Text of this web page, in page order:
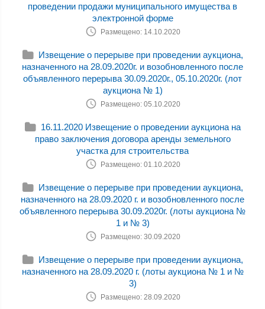
проведении продажи муниципального имущества в
электронной форме
Размещено: 14.10.2020
Извещение о перерыве при проведении аукциона,
назначенного на 28.09.2020г. и возобновленного после
объявленного перерыва 30.09.2020г., 05.10.2020г. (лот
аукциона № 1)
Размещено: 05.10.2020
16.11.2020 Извещение о проведении аукциона на
право заключения договора аренды земельного
участка для строительства
Размещено: 01.10.2020
Извещение о перерыве при проведении аукциона,
назначенного на 28.09.2020 г. и возобновленного после
объявленного перерыва 30.09.2020г. (лоты аукциона №
1 и № 3)
Размещено: 30.09.2020
Извещение о перерыве при проведении аукциона,
назначенного на 28.09.2020 г. (лоты аукциона № 1 и №
3)
Размещено: 28.09.2020